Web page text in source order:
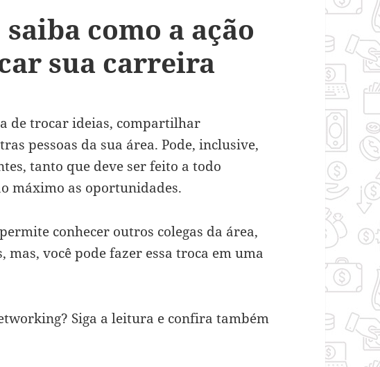
como a ação
sua carreira
de trocar ideias, compartilhar
pessoas da sua área. Pode, inclusive,
tanto que deve ser feito a todo
máximo as oportunidades.
permite conhecer outros colegas da área,
mas, você pode fazer essa troca em uma
Siga a leitura e confira também